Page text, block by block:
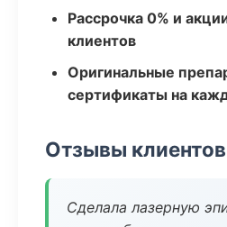
Рассрочка 0% и
клиентов
Оригинальные
сертификаты на
Отзывы клиентов
Сделала лазерную